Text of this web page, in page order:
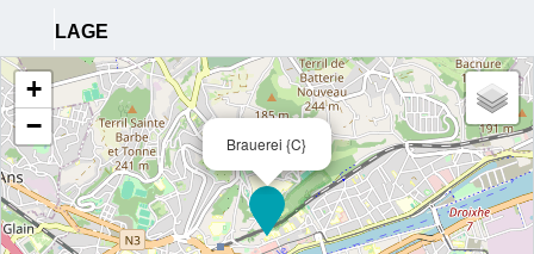
LAGE
Brauerei {C}
+
−